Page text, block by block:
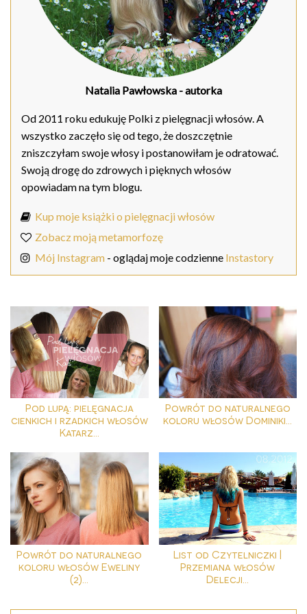
Natalia Pawłowska - autorka
Od 2011 roku edukuję Polki z pielęgnacji włosów. A
wszystko zaczęło się od tego, że doszczętnie
zniszczyłam swoje włosy i postanowiłam je odratować.
Swoją drogę do zdrowych i pięknych włosów
opowiadam na tym blogu.
Kup moje książki o pielęgnacji włosów
Zobacz moją metamorfozę
Mój Instagram - oglądaj moje codzienne Instastory
Pod lupą: pielęgnacja
cienkich i rzadkich włosów
Katarz...
Powrót do naturalnego
koloru włosów Dominiki...
Powrót do naturalnego
koloru włosów Eweliny
(2)...
List od Czytelniczki |
Przemiana włosów
Delecji...